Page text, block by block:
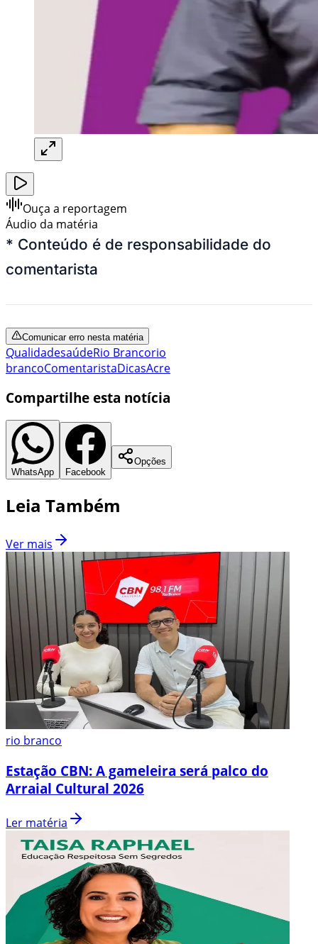
Ouça a reportagem
Áudio da matéria
* Conteúdo é de responsabilidade do
comentarista
Comunicar erro nesta matéria
QualidadesaúdeRio Brancorio
brancoComentaristaDicasAcre
Compartilhe esta notícia
WhatsApp Facebook
Opções
Leia Também
Ver mais
rio branco
Estação CBN: A gameleira será palco do
Arraial Cultural 2026
Ler matéria